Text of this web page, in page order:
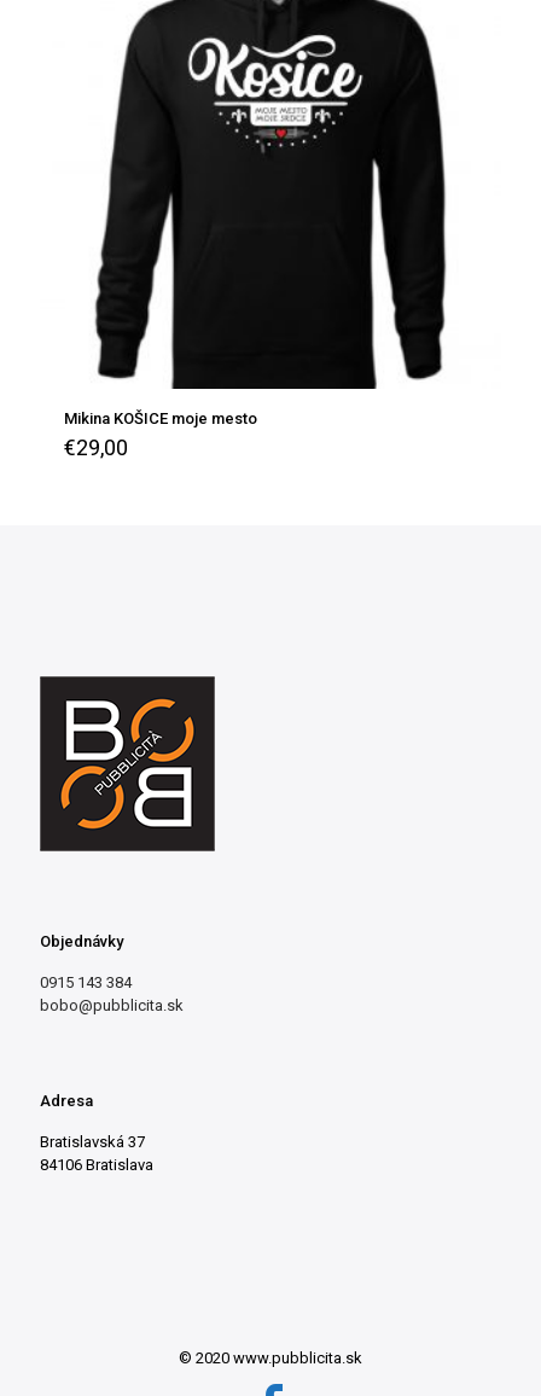
Mikina KOŠICE moje mesto
€29,00
Objednávky
0915 143 384
bobo@pubblicita.sk
Adresa
Bratislavská 37
84106 Bratislava
© 2020 www.pubblicita.sk